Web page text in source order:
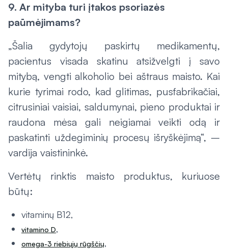
9. Ar mityba turi įtakos psoriazės
paūmėjimams?
„Šalia gydytojų paskirtų medikamentų,
pacientus visada skatinu atsižvelgti į savo
mitybą, vengti alkoholio bei aštraus maisto. Kai
kurie tyrimai rodo, kad glitimas, pusfabrikačiai,
citrusiniai vaisiai, saldumynai, pieno produktai ir
raudona mėsa gali neigiamai veikti odą ir
paskatinti uždegiminių procesų išryškėjimą“, –
vardija vaistininkė.
Vertėtų rinktis maisto produktus, kuriuose
būtų:
vitaminų B12,
vitamino D,
omega-3 riebiųjų rūgščių,